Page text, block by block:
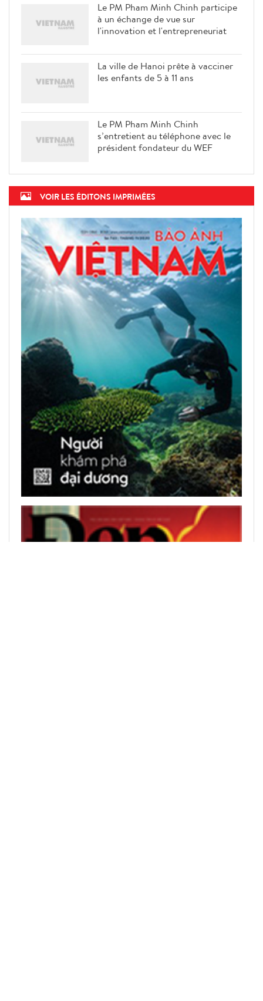
Le PM Pham Minh Chinh participe
à un échange de vue sur
l'innovation et l'entrepreneuriat
La ville de Hanoi prête à vacciner
les enfants de 5 à 11 ans
Le PM Pham Minh Chinh
s’entretient au téléphone avec le
président fondateur du WEF
VOIR LES ÉDITONS IMPRIMÉES